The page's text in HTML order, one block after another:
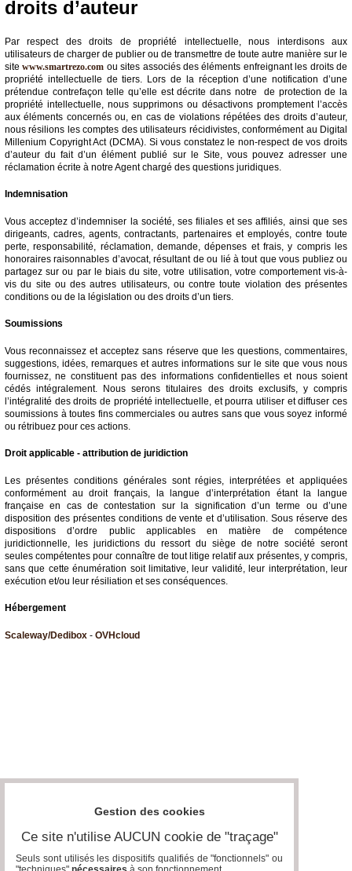
droits d’auteur
Par respect des droits de propriété intellectuelle, nous interdisons aux
utilisateurs de charger de publier ou de transmettre de toute autre manière sur le
sitewww.smartrezo.com ou sites associés des éléments enfreignant les droits de
propriété intellectuelle de tiers. Lors de la réception d’une notification d’une
prétendue contrefaçon telle qu’elle est décrite dans notre de protection de la
propriété intellectuelle, nous supprimons ou désactivons promptement l’accès
aux éléments concernés ou, en cas de violations répétées des droits d’auteur,
nous résilions les comptes des utilisateurs récidivistes, conformément au Digital
Millenium Copyright Act (DCMA). Si vous constatez le non-respect de vos droits
d’auteur du fait d’un élément publié sur le Site, vous pouvez adresser une
réclamation écrite à notre Agent chargé des questions juridiques.
Indemnisation
Vous acceptez d’indemniser la société, ses filiales et ses affiliés, ainsi que ses
dirigeants, cadres, agents, contractants, partenaires et employés, contre toute
perte, responsabilité, réclamation, demande, dépenses et frais, y compris les
honoraires raisonnables d’avocat, résultant de ou lié à tout que vous publiez ou
partagez sur ou par le biais du site, votre utilisation, votre comportement vis-à-
vis du site ou des autres utilisateurs, ou contre toute violation des présentes
conditions ou de la législation ou des droits d’un tiers.
Soumissions
Vous reconnaissez et acceptez sans réserve que les questions, commentaires,
suggestions, idées, remarques et autres informations sur le site que vous nous
fournissez, ne constituent pas des informations confidentielles et nous soient
cédés intégralement. Nous serons titulaires des droits exclusifs, y compris
l’intégralité des droits de propriété intellectuelle, et pourra utiliser et diffuser ces
soumissions à toutes fins commerciales ou autres sans que vous soyez informé
ou rétribuez pour ces actions.
Droit applicable - attribution de juridiction
Les présentes conditions générales sont régies, interprétées et appliquées
conformément au droit français, la langue d’interprétation étant la langue
française en cas de contestation sur la signification d’un terme ou d’une
disposition des présentes conditions de vente et d’utilisation. Sous réserve des
dispositions d’ordre public applicables en matière de compétence
juridictionnelle, les juridictions du ressort du siège de notre société seront
seules compétentes pour connaître de tout litige relatif aux présentes, y compris,
sans que cette énumération soit limitative, leur validité, leur interprétation, leur
exécution et/ou leur résiliation et ses conséquences.
Hébergement
Scaleway/Dedibox - OVHcloud
Gestion des cookies
Ce site n'utilise AUCUN cookie de "traçage"
Seuls sont utilisés les dispositifs qualifiés de "fonctionnels" ou